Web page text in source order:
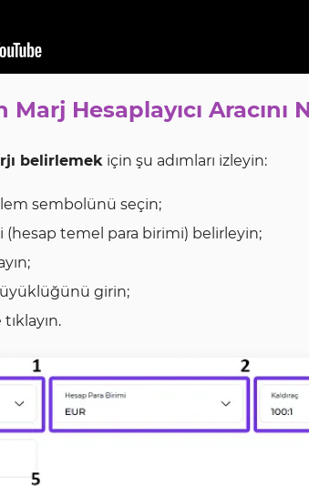
Hesaplayıcı Aracını
belirlemek için şu adımları izleyin:
sembolünü seçin;
(hesap temel para birimi) belirleyin;
girin;